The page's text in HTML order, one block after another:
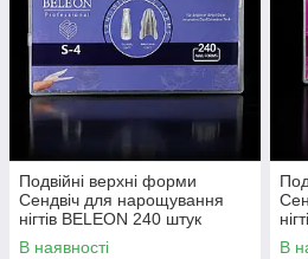
Подвійні верхні форми
Сендвіч для нарощування
нігтів BELEON 240 штук
(Стилет)
В наявності В